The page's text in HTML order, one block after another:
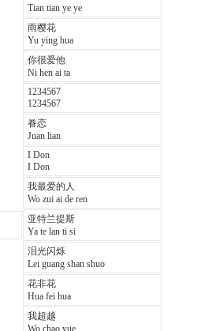
Tian tian ye ye
雨樱花
Yu ying hua
你很爱他
Ni hen ai ta
1234567
1234567
眷恋
Juan lian
I Don
I Don
我最爱的人
Wo zui ai de ren
亚特兰提斯
Ya te lan ti si
泪光闪烁
Lei guang shan shuo
花非花
Hua fei hua
我超越
Wo chao yue